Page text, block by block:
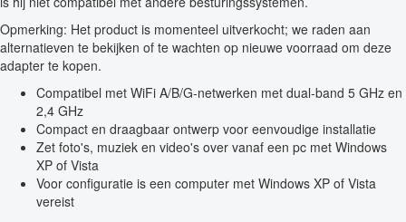
Opmerking: Het product is momenteel uitverkocht; we raden aan
alternatieven te bekijken of te wachten op nieuwe voorraad om deze
adapter te kopen.
Compatibel met WiFi A/B/G-netwerken met dual-band 5 GHz en
2,4 GHz
Compact en draagbaar ontwerp voor eenvoudige installatie
Zet foto's, muziek en video's over vanaf een pc met Windows
XP of Vista
Voor configuratie is een computer met Windows XP of Vista
vereist